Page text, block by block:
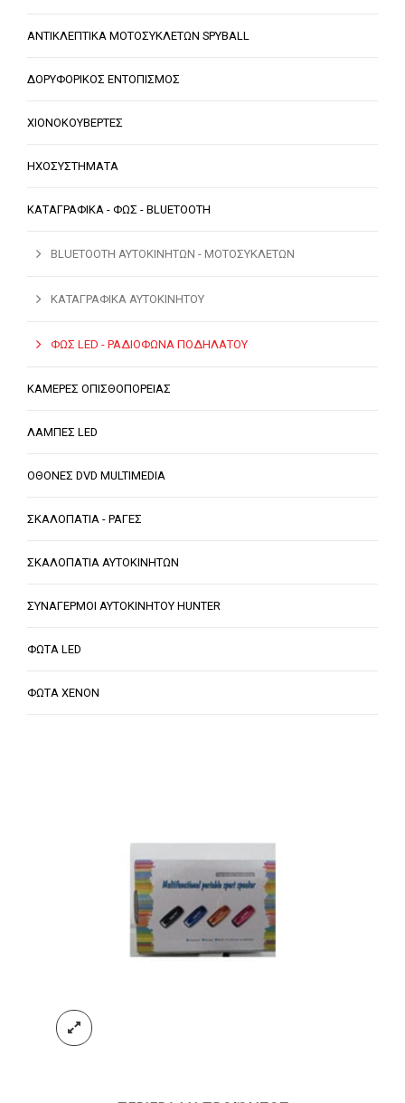
ΑΝΤΙΚΛΕΠΤΙΚΑ ΜΟΤΟΣΥΚΛΕΤΩΝ SPYBALL
ΔΟΡΥΦΟΡΙΚΟΣ ΕΝΤΟΠΙΣΜΟΣ
ΧΙΟΝΟΚΟΥΒΕΡΤΕΣ
ΗΧΟΣΥΣΤΗΜΑΤΑ
ΚΑΤΑΓΡΑΦΙΚΑ - ΦΩΣ - BLUETOOTH
BLUETOOTH ΑΥΤΟΚΙΝΗΤΩΝ - ΜΟΤΟΣΥΚΛΕΤΩΝ
ΚΑΤΑΓΡΑΦΙΚΑ ΑΥΤΟΚΙΝΗΤΟΥ
ΦΩΣ LED - ΡΑΔΙΟΦΩΝΑ ΠΟΔΗΛΑΤΟΥ
ΚΑΜΕΡΕΣ ΟΠΙΣΘΟΠΟΡΕΙΑΣ
ΛΑΜΠΕΣ LED
ΟΘΟΝΕΣ DVD MULTIMEDIA
ΣΚΑΛΟΠΑΤΙΑ - ΡΑΓΕΣ
ΣΚΑΛΟΠΑΤΙΑ ΑΥΤΟΚΙΝΗΤΩΝ
ΣΥΝΑΓΕΡΜΟΙ ΑΥΤΟΚΙΝΗΤΟΥ HUNTER
ΦΩΤΑ LED
ΦΩΤΑ XENON